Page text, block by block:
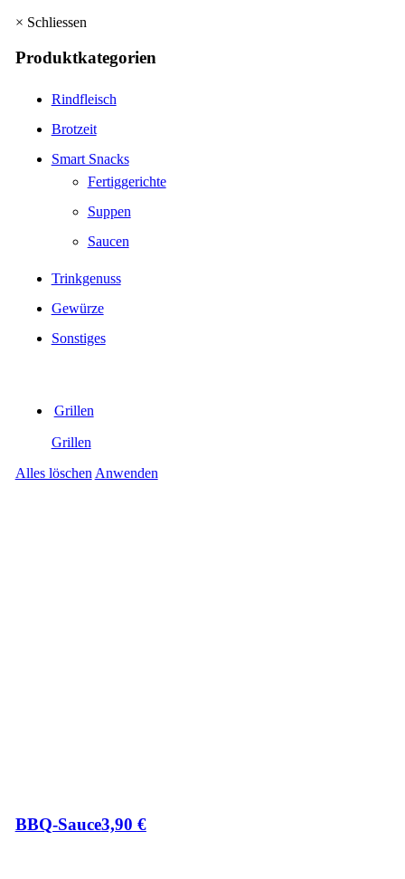
× Schliessen
Produktkategorien
Rindfleisch
Brotzeit
Smart Snacks
Fertiggerichte
Suppen
Saucen
Trinkgenuss
Gewürze
Sonstiges
Grillen
Grillen
Alles löschen Anwenden
BBQ-Sauce3,90 €